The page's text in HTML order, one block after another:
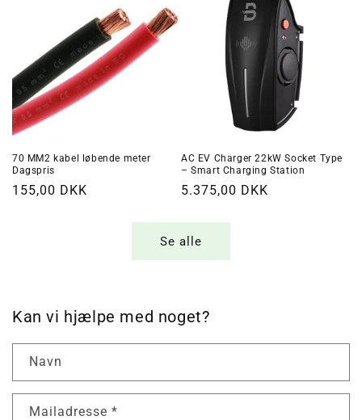
70 MM2 kabel løbende meter
Dagspris
Normalpris
155,00 DKK
AC EV Charger 22kW Socket Type
– Smart Charging Station
Normalpris
5.375,00 DKK
Se alle
Kan vi hjælpe med noget?
Navn
Mailadresse *